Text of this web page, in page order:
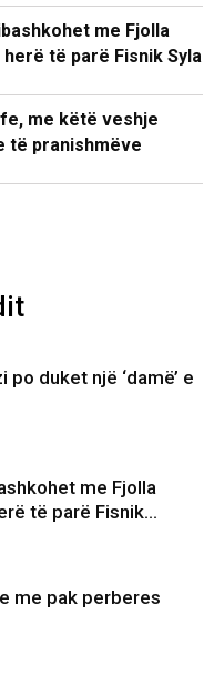
me Fjolla
të parë Fisnik Syla
me këtë veshje
të pranishmëve
duket një ‘damë’ e
me Fjolla
të parë Fisnik...
me pak perberes